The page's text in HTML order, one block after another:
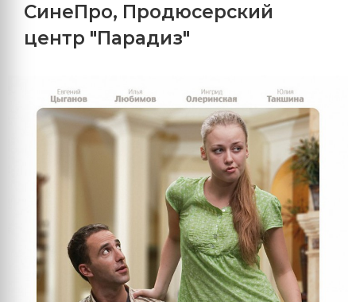
СинеПро, Продюсерский
центр "Парадиз"